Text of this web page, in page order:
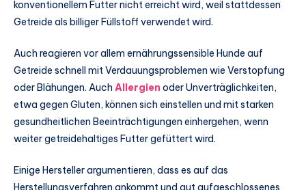
konventionellem Futter nicht erreicht wird, weil stattdessen
Getreide als billiger Füllstoff verwendet wird.
Auch reagieren vor allem ernährungssensible Hunde auf
Getreide schnell mit Verdauungsproblemen wie Verstopfung
oder Blähungen. Auch Allergien oder Unverträglichkeiten,
etwa gegen Gluten, können sich einstellen und mit starken
gesundheitlichen Beeinträchtigungen einhergehen, wenn
weiter getreidehaltiges Futter gefüttert wird.
Einige Hersteller argumentieren, dass es auf das
Herstellungsverfahren ankommt und gut aufgeschlossenes